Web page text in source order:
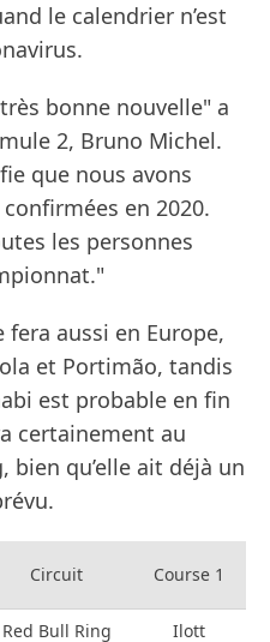
le calendrier n’est
bonne nouvelle" a
2, Bruno Michel.
que nous avons
en 2020.
les personnes
aussi en Europe,
et Portimão, tandis
est probable en fin
certainement au
qu’elle ait déjà un
Circuit Course 1
Red Bull Ring Ilott